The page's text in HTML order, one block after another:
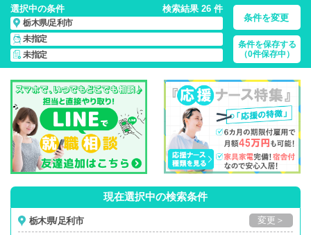
選択中の条件 検索結果 26 件
栃木県/足利市
未指定
未指定
条件を変更
条件を保存する
（0件保存中）
栃木県/足利市/正社員・パート・応援ナース・派遣の 看護師求
人・派遣・転職・募集一覧
現在選択中の検索条件
栃木県/足利市 変更＞